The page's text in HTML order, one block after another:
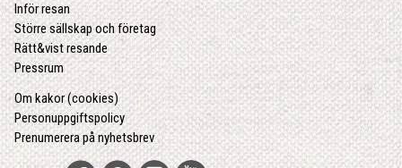
Inför resan
Större sällskap och företag
Rätt&vist resande
Pressrum
Om kakor (cookies)
Personuppgiftspolicy
Prenumerera på nyhetsbrev